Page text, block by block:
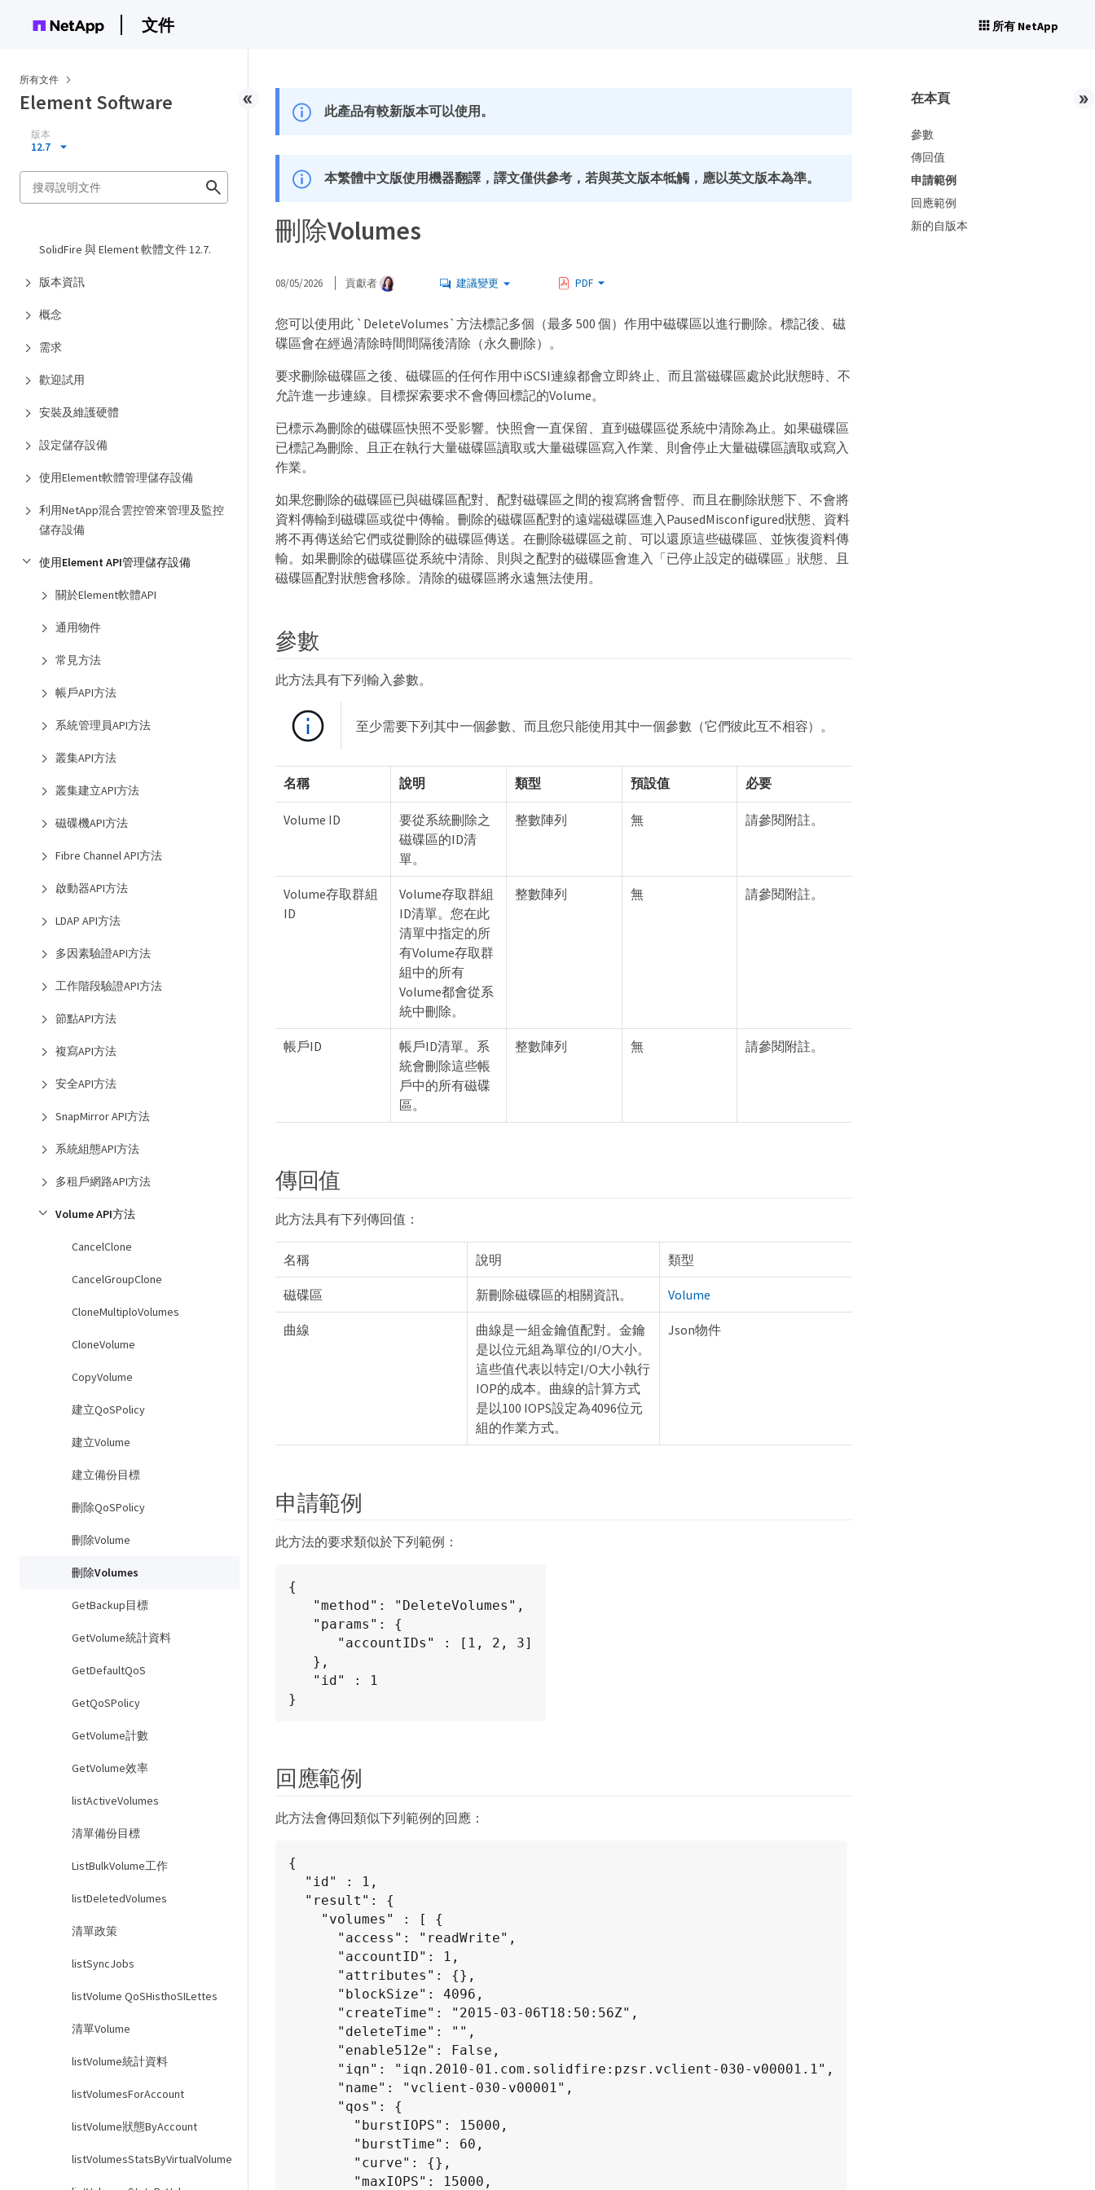
文件 所有 NetApp
所有文件
Element Software
版本
12.7
SolidFire 與 Element 軟體文件 12.7.
版本資訊
概念
需求
歡迎試用
安裝及維護硬體
設定儲存設備
使用Element軟體管理儲存設備
利用NetApp混合雲控管來管理及監控
儲存設備
使用Element API管理儲存設備
關於Element軟體API
通用物件
常見方法
帳戶API方法
系統管理員API方法
叢集API方法
叢集建立API方法
磁碟機API方法
Fibre Channel API方法
啟動器API方法
LDAP API方法
多因素驗證API方法
工作階段驗證API方法
節點API方法
複寫API方法
安全API方法
SnapMirror API方法
系統組態API方法
多租戶網路API方法
Volume API方法
CancelClone
CancelGroupClone
CloneMultiploVolumes
CloneVolume
CopyVolume
建立QoSPolicy
建立Volume
建立備份目標
刪除QoSPolicy
刪除Volume
刪除Volumes
GetBackup目標
GetVolume統計資料
GetDefaultQoS
GetQoSPolicy
GetVolume計數
GetVolume效率
listActiveVolumes
清單備份目標
ListBulkVolume工作
listDeletedVolumes
清單政策
listSyncJobs
listVolume QoSHisthoSILettes
清單Volume
listVolume統計資料
listVolumesForAccount
listVolume狀態ByAccount
listVolumesStatsByVirtualVolume
此產品有較新版本可以使用。
本繁體中文版使用機器翻譯，譯文僅供參考，若與英文版本牴觸，應以英文版本為準。
刪除Volumes
08/05/2026 貢獻者 建議變更 PDF
您可以使用此 `DeleteVolumes`方法標記多個（最多 500 個）作用中磁碟區以進行刪除。標記後、磁
碟區會在經過清除時間間隔後清除（永久刪除）。
要求刪除磁碟區之後、磁碟區的任何作用中iSCSI連線都會立即終止、而且當磁碟區處於此狀態時、不
允許進一步連線。目標探索要求不會傳回標記的Volume。
已標示為刪除的磁碟區快照不受影響。快照會一直保留、直到磁碟區從系統中清除為止。如果磁碟區
已標記為刪除、且正在執行大量磁碟區讀取或大量磁碟區寫入作業、則會停止大量磁碟區讀取或寫入
作業。
如果您刪除的磁碟區已與磁碟區配對、配對磁碟區之間的複寫將會暫停、而且在刪除狀態下、不會將
資料傳輸到磁碟區或從中傳輸。刪除的磁碟區配對的遠端磁碟區進入PausedMisconfigured狀態、資料
將不再傳送給它們或從刪除的磁碟區傳送。在刪除磁碟區之前、可以還原這些磁碟區、並恢復資料傳
輸。如果刪除的磁碟區從系統中清除、則與之配對的磁碟區會進入「已停止設定的磁碟區」狀態、且
磁碟區配對狀態會移除。清除的磁碟區將永遠無法使用。
參數
此方法具有下列輸入參數。
至少需要下列其中一個參數、而且您只能使用其中一個參數（它們彼此互不相容）。
名稱 說明 類型 預設值 必要
Volume ID
要從系統刪除之
磁碟區的ID清
單。
整數陣列 無 請參閱附註。
Volume存取群組
ID
Volume存取群組
ID清單。您在此
清單中指定的所
有Volume存取群
組中的所有
Volume都會從系
統中刪除。
整數陣列 無 請參閱附註。
帳戶ID
帳戶ID清單。系
統會刪除這些帳
戶中的所有磁碟
區。
整數陣列 無 請參閱附註。
傳回值
此方法具有下列傳回值：
名稱 說明 類型
磁碟區 新刪除磁碟區的相關資訊。 Volume
曲線
曲線是一組金鑰值配對。金鑰
是以位元組為單位的I/O大小。
這些值代表以特定I/O大小執行
IOP的成本。曲線的計算方式
是以100 IOPS設定為4096位元
組的作業方式。
Json物件
申請範例
此方法的要求類似於下列範例：
{
}
回應範例
此方法會傳回類似下列範例的回應：
{
在本頁
參數
傳回值
申請範例
回應範例
新的自版本